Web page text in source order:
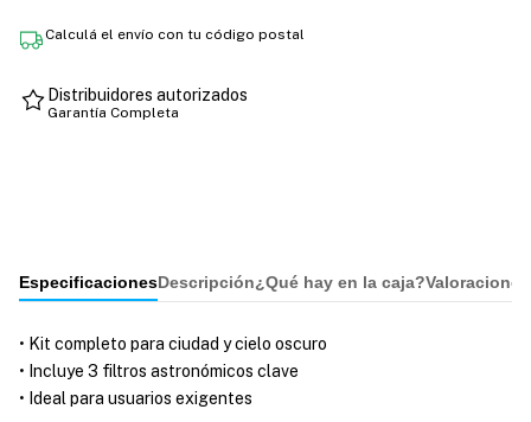
Calculá el envío con tu código postal
Distribuidores autorizados
Garantía Completa
EspecificacionesDescripción¿Qué hay en la caja?
• Kit completo para ciudad y cielo oscuro
• Incluye 3 filtros astronómicos clave
• Ideal para usuarios exigentes